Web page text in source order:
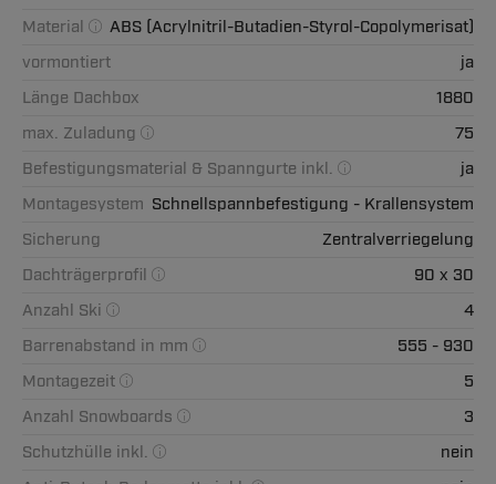
Material
ABS (Acrylnitril-Butadien-Styrol-Copolymerisat)
vormontiert
ja
Länge Dachbox
1880
max. Zuladung
75
Befestigungsmaterial & Spanngurte inkl.
ja
Montagesystem Schnellspannbefestigung - Krallensystem
Sicherung
Zentralverriegelung
Dachträgerprofil
90 x 30
Anzahl Ski
4
Barrenabstand in mm
555 - 930
Montagezeit
5
Anzahl Snowboards
3
Schutzhülle inkl.
nein